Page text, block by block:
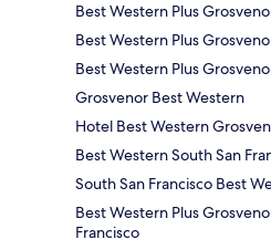
Best Western Plus
Best Western Plus
Best Western Plus
Grosvenor Best Western
Hotel Best Western
Best Western South San
South San Francisco Best
Best Western Plus
Francisco